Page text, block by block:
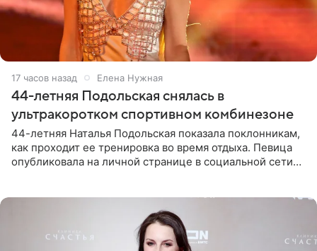
17 часов назад Елена Нужная
44-летняя Подольская снялась в
ультракоротком спортивном комбинезоне
44-летняя Наталья Подольская показала поклонникам,
как проходит ее тренировка во время отдыха. Певица
опубликовала на личной странице в социальной сети